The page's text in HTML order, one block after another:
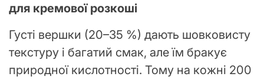
для кремової розкоші
Густі вершки (20–35 %) дають шовковисту
текстуру і багатий смак, але їм бракує
природної кислотності. Тому на кожні 200